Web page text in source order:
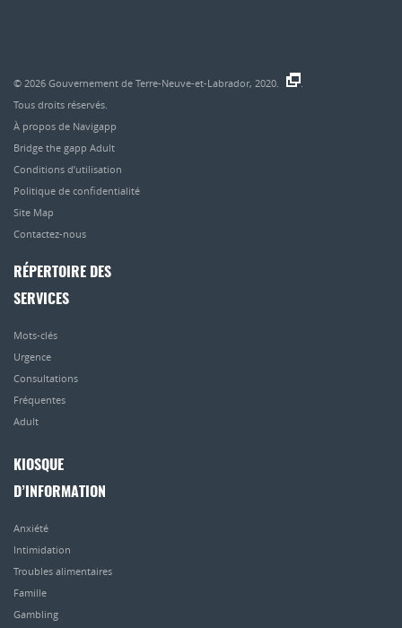
© 2026 Gouvernement de Terre-Neuve-et-Labrador, 2020.
Tous droits réservés.
À propos de Navigapp
Bridge the gapp Adult
Conditions d’utilisation
Politique de confidentialité
Site Map
Contactez-nous
RÉPERTOIRE DES
SERVICES
Mots-clés
Urgence
Consultations
Fréquentes
Adult
KIOSQUE
D’INFORMATION
Anxiété
Intimidation
Troubles alimentaires
Famille
Gambling